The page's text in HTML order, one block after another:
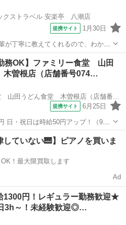
クストラベル 安楽亭 八潮店
提携サイト 1月30日
丁寧に教えてくれるので、わから
♪ たくさんの人を笑顔にできるお
円で食べられます！ 仕事内
務OK】ファミリー食堂 山田
曽根店（店舗番号074…
ファミリー食堂 山田うどん食堂 木曽根店（店舗番号074）
提携サイト 6月25日
どん食堂 木曽根店 （埼玉県八潮
ート ■未経験歓迎、高校生OK、昇
していない🎹】ピアノを買いま
！最大限買取します
Ad
1300円！レギュラー勤務歓迎★
3h～！未経験歓迎◎…